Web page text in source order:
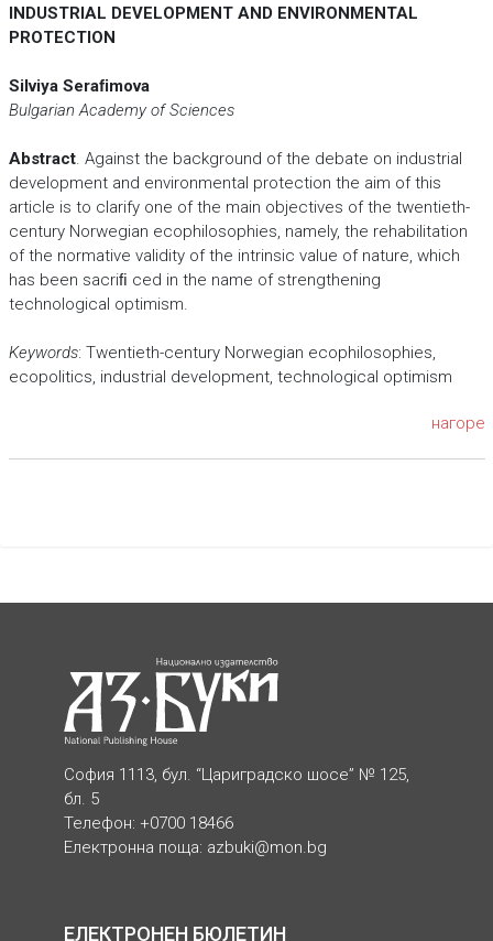
INDUSTRIAL DEVELOPMENT AND ENVIRONMENTAL
PROTECTION
Silviya Seraﬁmova
Bulgarian Academy of Sciences
Abstract. Against the background of the debate on industrial
development and environmental protection the aim of this
article is to clarify one of the main objectives of the twentieth-
century Norwegian ecophilosophies, namely, the rehabilitation
of the normative validity of the intrinsic value of nature, which
has been sacriﬁ ced in the name of strengthening
technological optimism.
Keywords: Twentieth-century Norwegian ecophilosophies,
ecopolitics, industrial development, technological optimism
нагоре
София 1113, бул. “Цариградско шосе” № 125,
бл. 5
Телефон: +0700 18466
Електронна поща: azbuki@mon.bg
ЕЛЕКТРОНЕН БЮЛЕТИН